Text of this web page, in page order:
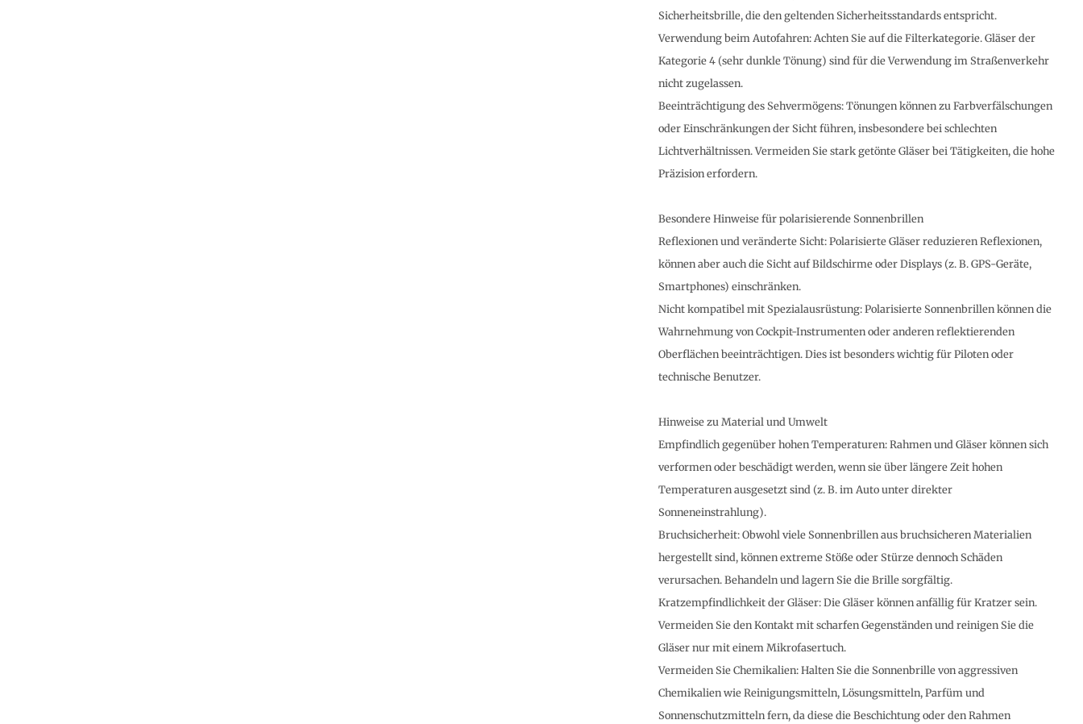
Sicherheitsbrille, die den geltenden Sicherheitsstandards entspricht.
Verwendung beim Autofahren: Achten Sie auf die Filterkategorie. Gläser der
Kategorie 4 (sehr dunkle Tönung) sind für die Verwendung im Straßenverkehr
nicht zugelassen.
Beeinträchtigung des Sehvermögens: Tönungen können zu Farbverfälschungen
oder Einschränkungen der Sicht führen, insbesondere bei schlechten
Lichtverhältnissen. Vermeiden Sie stark getönte Gläser bei Tätigkeiten, die hohe
Präzision erfordern.
Besondere Hinweise für polarisierende Sonnenbrillen
Reflexionen und veränderte Sicht: Polarisierte Gläser reduzieren Reflexionen,
können aber auch die Sicht auf Bildschirme oder Displays (z. B. GPS-Geräte,
Smartphones) einschränken.
Nicht kompatibel mit Spezialausrüstung: Polarisierte Sonnenbrillen können die
Wahrnehmung von Cockpit-Instrumenten oder anderen reflektierenden
Oberflächen beeinträchtigen. Dies ist besonders wichtig für Piloten oder
technische Benutzer.
Hinweise zu Material und Umwelt
Empfindlich gegenüber hohen Temperaturen: Rahmen und Gläser können sich
verformen oder beschädigt werden, wenn sie über längere Zeit hohen
Temperaturen ausgesetzt sind (z. B. im Auto unter direkter
Sonneneinstrahlung).
Bruchsicherheit: Obwohl viele Sonnenbrillen aus bruchsicheren Materialien
hergestellt sind, können extreme Stöße oder Stürze dennoch Schäden
verursachen. Behandeln und lagern Sie die Brille sorgfältig.
Kratzempfindlichkeit der Gläser: Die Gläser können anfällig für Kratzer sein.
Vermeiden Sie den Kontakt mit scharfen Gegenständen und reinigen Sie die
Gläser nur mit einem Mikrofasertuch.
Vermeiden Sie Chemikalien: Halten Sie die Sonnenbrille von aggressiven
Chemikalien wie Reinigungsmitteln, Lösungsmitteln, Parfüm und
Sonnenschutzmitteln fern, da diese die Beschichtung oder den Rahmen